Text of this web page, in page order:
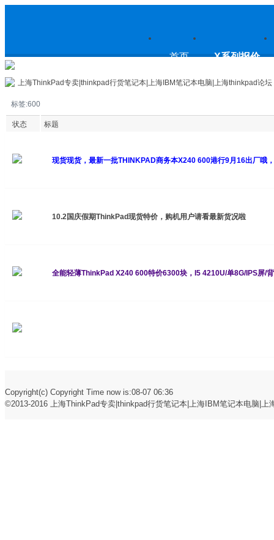
上
海ThinkPad专卖|thinkpad行货笔
首页 X系列报价
上海ThinkPad专卖|thinkpad行货笔记本|上海IBM笔记本电脑|上海thinkpad论坛
标签:600
状态 标题
现货现货，最新一批THINKPAD商务本X240 600港行9月16出厂哦
10.2国庆假期ThinkPad现货特价，购机用户请看最新货况啦
全能轻薄ThinkPad X240 600特价6300块，I5 4210U/单8G/IPS屏/
Copyright(c) Copyright Time now is:08-07 06:36
©2013-2016 上海ThinkPad专卖|thinkpad行货笔记本|上海IBM笔记本电脑|上